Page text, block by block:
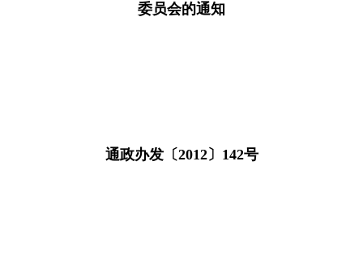
委员会的通知
通政办发〔2012〕142号